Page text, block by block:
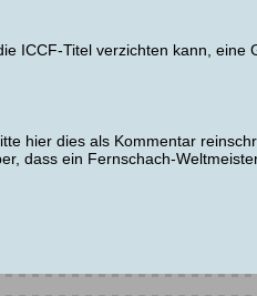
ICCF-Titel verzichten kann, eine
hier dies als Kommentar
dass ein Fernschach-